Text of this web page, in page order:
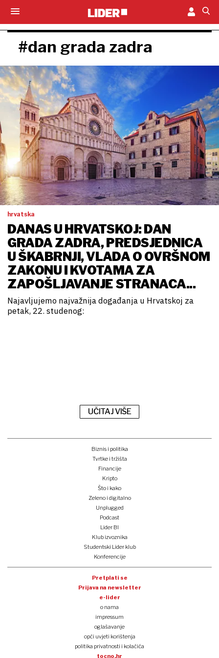
#dan grada zadra
hrvatska
DANAS U HRVATSKOJ: DAN
GRADA ZADRA, PREDSJEDNICA
U ŠKABRNJI, VLADA O OVRŠNOM
ZAKONU I KVOTAMA ZA
ZAPOŠLJAVANJE STRANACA...
Najavljujemo najvažnija događanja u Hrvatskoj za
petak, 22. studenog:
UČITAJ VIŠE
Biznis i politika
Tvrtke i tržišta
Financije
Kripto
Što i kako
Zeleno i digitalno
Unplugged
Podcast
Lider BI
Klub izvoznika
Studentski Lider klub
Konferencije
Pretplati se
Prijava na newsletter
e-lider
o nama
impressum
oglašavanje
opći uvjeti korištenja
politika privatnosti i kolačića
tocno.hr